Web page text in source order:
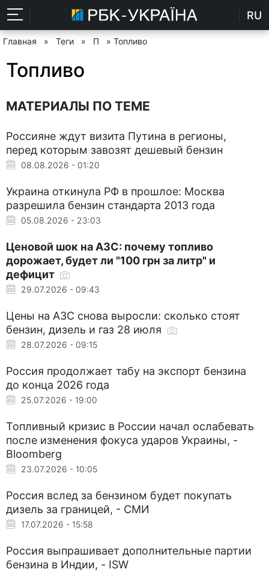
RU
Главная » Теги » П » Топливо
Топливо
МАТЕРИАЛЫ ПО ТЕМЕ
Россияне ждут визита Путина в регионы,
перед которым завозят дешевый бензин
08.08.2026 - 01:20
Украина откинула РФ в прошлое: Москва
разрешила бензин стандарта 2013 года
05.08.2026 - 23:03
Ценовой шок на АЗС: почему топливо
дорожает, будет ли "100 грн за литр" и
дефицит
29.07.2026 - 09:43
Цены на АЗС снова выросли: сколько стоят
бензин, дизель и газ 28 июля
28.07.2026 - 09:15
Россия продолжает табу на экспорт бензина
до конца 2026 года
25.07.2026 - 19:00
Топливный кризис в России начал ослабевать
после изменения фокуса ударов Украины, -
Bloomberg
23.07.2026 - 10:05
Россия вслед за бензином будет покупать
дизель за границей, - СМИ
17.07.2026 - 15:58
Россия выпрашивает дополнительные партии
бензина в Индии, - ISW